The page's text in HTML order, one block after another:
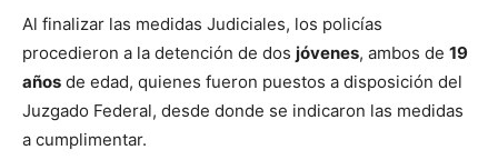
Al finalizar las medidas Judiciales, los policías
procedieron a la detención de dos jóvenes, ambos de 19
años de edad, quienes fueron puestos a disposición del
Juzgado Federal, desde donde se indicaron las medidas
a cumplimentar.